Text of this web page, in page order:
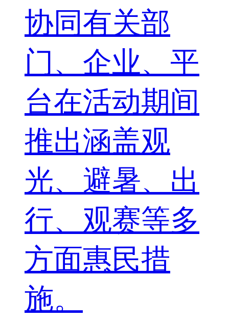
协同有关部
门、企业、平
台在活动期间
推出涵盖观
光、避暑、出
行、观赛等多
方面惠民措
施。